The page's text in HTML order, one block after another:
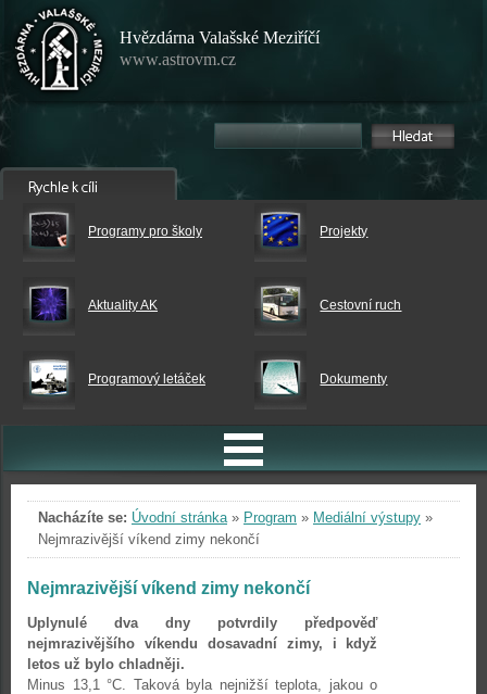
Hvězdárna Valašské Meziříčí
www.astrovm.cz
Programy pro školy Projekty
Aktuality AK Cestovní ruch
Programový letáček Dokumenty
Nacházíte se: Úvodní stránka» Program » Mediální výstupy »
Nejmrazivější víkend zimy nekončí
Nejmrazivější víkend zimy nekončí
Uplynulé dva dny potvrdily předpověď
nejmrazivějšího víkendu dosavadní zimy, i když
letos už bylo chladněji.
Minus 13,1 °C. Taková byla nejnižší teplota, jakou o